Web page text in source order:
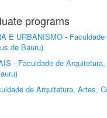
programs
E URBANISMO -
de Bauru)
- Faculdade de
de Arquitetura, Artes,